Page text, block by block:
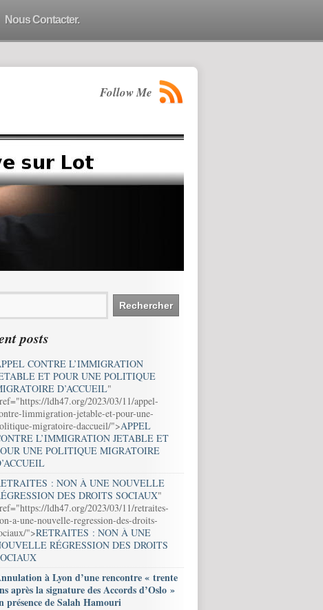
Nous Contacter.
Follow Me
posts
CONTRE L’IMMIGRATION
ET POUR UNE POLITIQUE
D’ACCUEIL"
ldh47.org/2023/03/11/appel-
limmigration-jetable-et-pour-une-
migratoire-daccueil/">APPEL
L’IMMIGRATION JETABLE ET
UNE POLITIQUE MIGRATOIRE
: NON À UNE NOUVELLE
DES DROITS SOCIAUX"
ldh47.org/2023/03/11/retraites-
a-une-nouvelle-regression-des-droits-
">RETRAITES : NON À UNE
RÉGRESSION DES DROITS
à Lyon d’une rencontre « trente
après la signature des Accords d’Oslo »
présence de Salah Hamouri